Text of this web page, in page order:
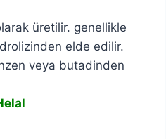
üretilir. genellikle
elde edilir.
veya butadinden